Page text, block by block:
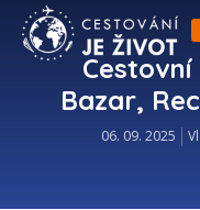
Bazar,
06. 09. 2025